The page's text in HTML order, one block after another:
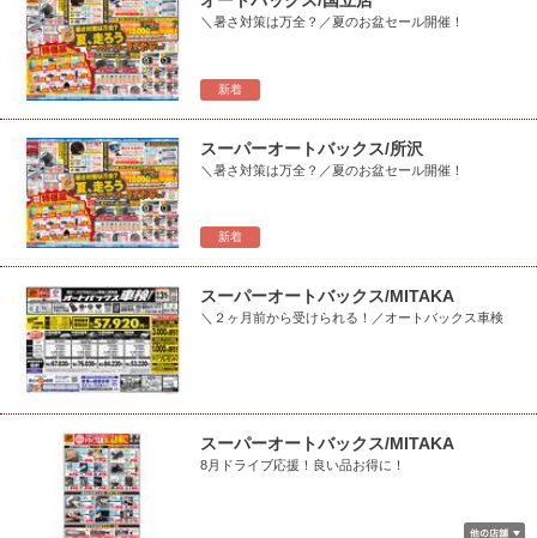
新着
＼暑さ対策は万全？／夏のお盆セール開催！
新着
スーパーオートバックス/所沢
＼暑さ対策は万全？／夏のお盆セール開催！
スーパーオートバックス/MITAKA
＼２ヶ月前から受けられる！／オートバックス車検
スーパーオートバックス/MITAKA
8月ドライブ応援！良い品お得に！